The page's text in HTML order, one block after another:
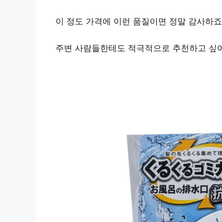
이 정도 가격에 이런 품질이면 정말 감사하
주변 사람들한테도 적극적으로 추천하고 싶